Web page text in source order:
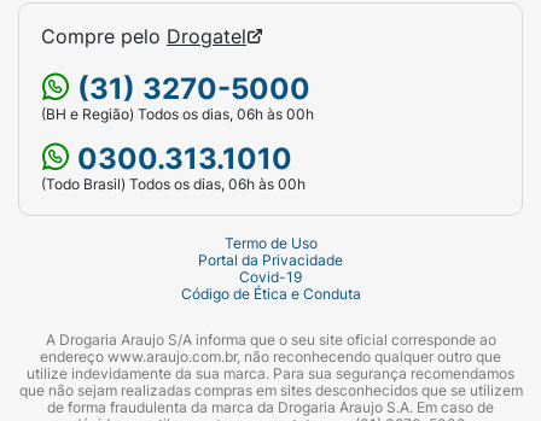
Compre pelo Drogatel
(31) 3270-5000
(BH e Região) Todos os dias, 06h às 00h
0300.313.1010
(Todo Brasil) Todos os dias, 06h às 00h
Termo de Uso
Portal da Privacidade
Covid-19
Código de Ética e Conduta
A Drogaria Araujo S/A informa que o seu site oficial corresponde ao
endereço www.araujo.com.br, não reconhecendo qualquer outro que
utilize indevidamente da sua marca. Para sua segurança recomendamos
que não sejam realizadas compras em sites desconhecidos que se utilizem
de forma fraudulenta da marca da Drogaria Araujo S.A. Em caso de